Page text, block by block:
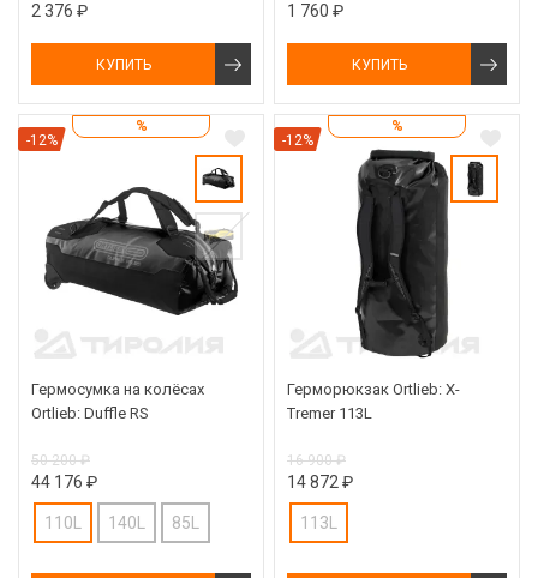
2 376 ₽
КУПИТЬ
1 760 ₽
КУПИТЬ
%
-12%
Гермосумка на колёсах
Ortlieb: Duffle RS
50 200 ₽
44 176 ₽
110L 140L 85L
%
-12%
Герморюкзак Ortlieb: X-
Tremer 113L
16 900 ₽
14 872 ₽
113L